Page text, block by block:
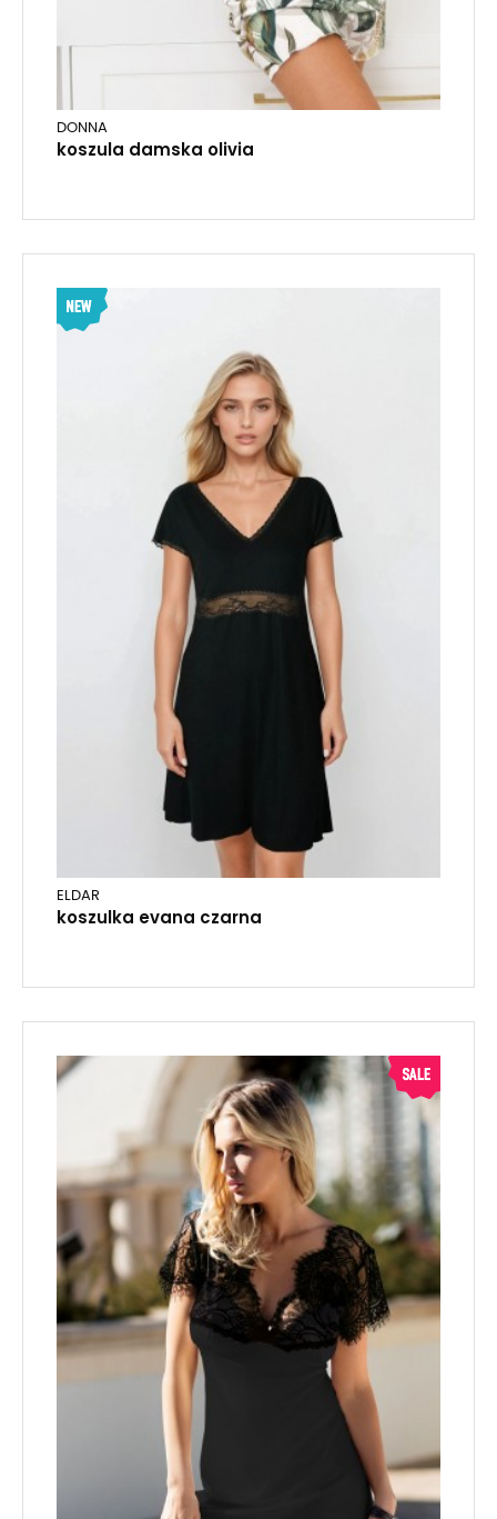
DONNA
koszula damska olivia
ELDAR
koszulka evana czarna